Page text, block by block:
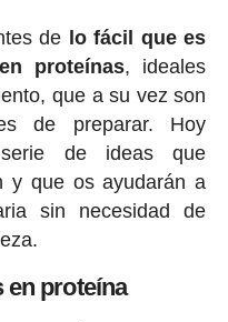
de lo fácil que es
proteínas, ideales
que a su vez son
de preparar. Hoy
serie de ideas que
y que os ayudarán a
sin necesidad de
en proteína